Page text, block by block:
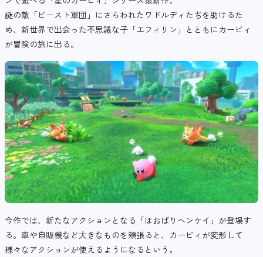
謎の敵「ビースト軍団」にさらわれたワドルディたちを助けるた
め、新世界で出会った不思議な子「エフィリン」とともにカービィ
が冒険の旅に出る。
今作では、新たなアクションとなる「ほおばりヘンケイ」が登場す
る。車や自販機など大きなものを頬張ると、カービィが変形して
様々なアクションが使えるようになるという。